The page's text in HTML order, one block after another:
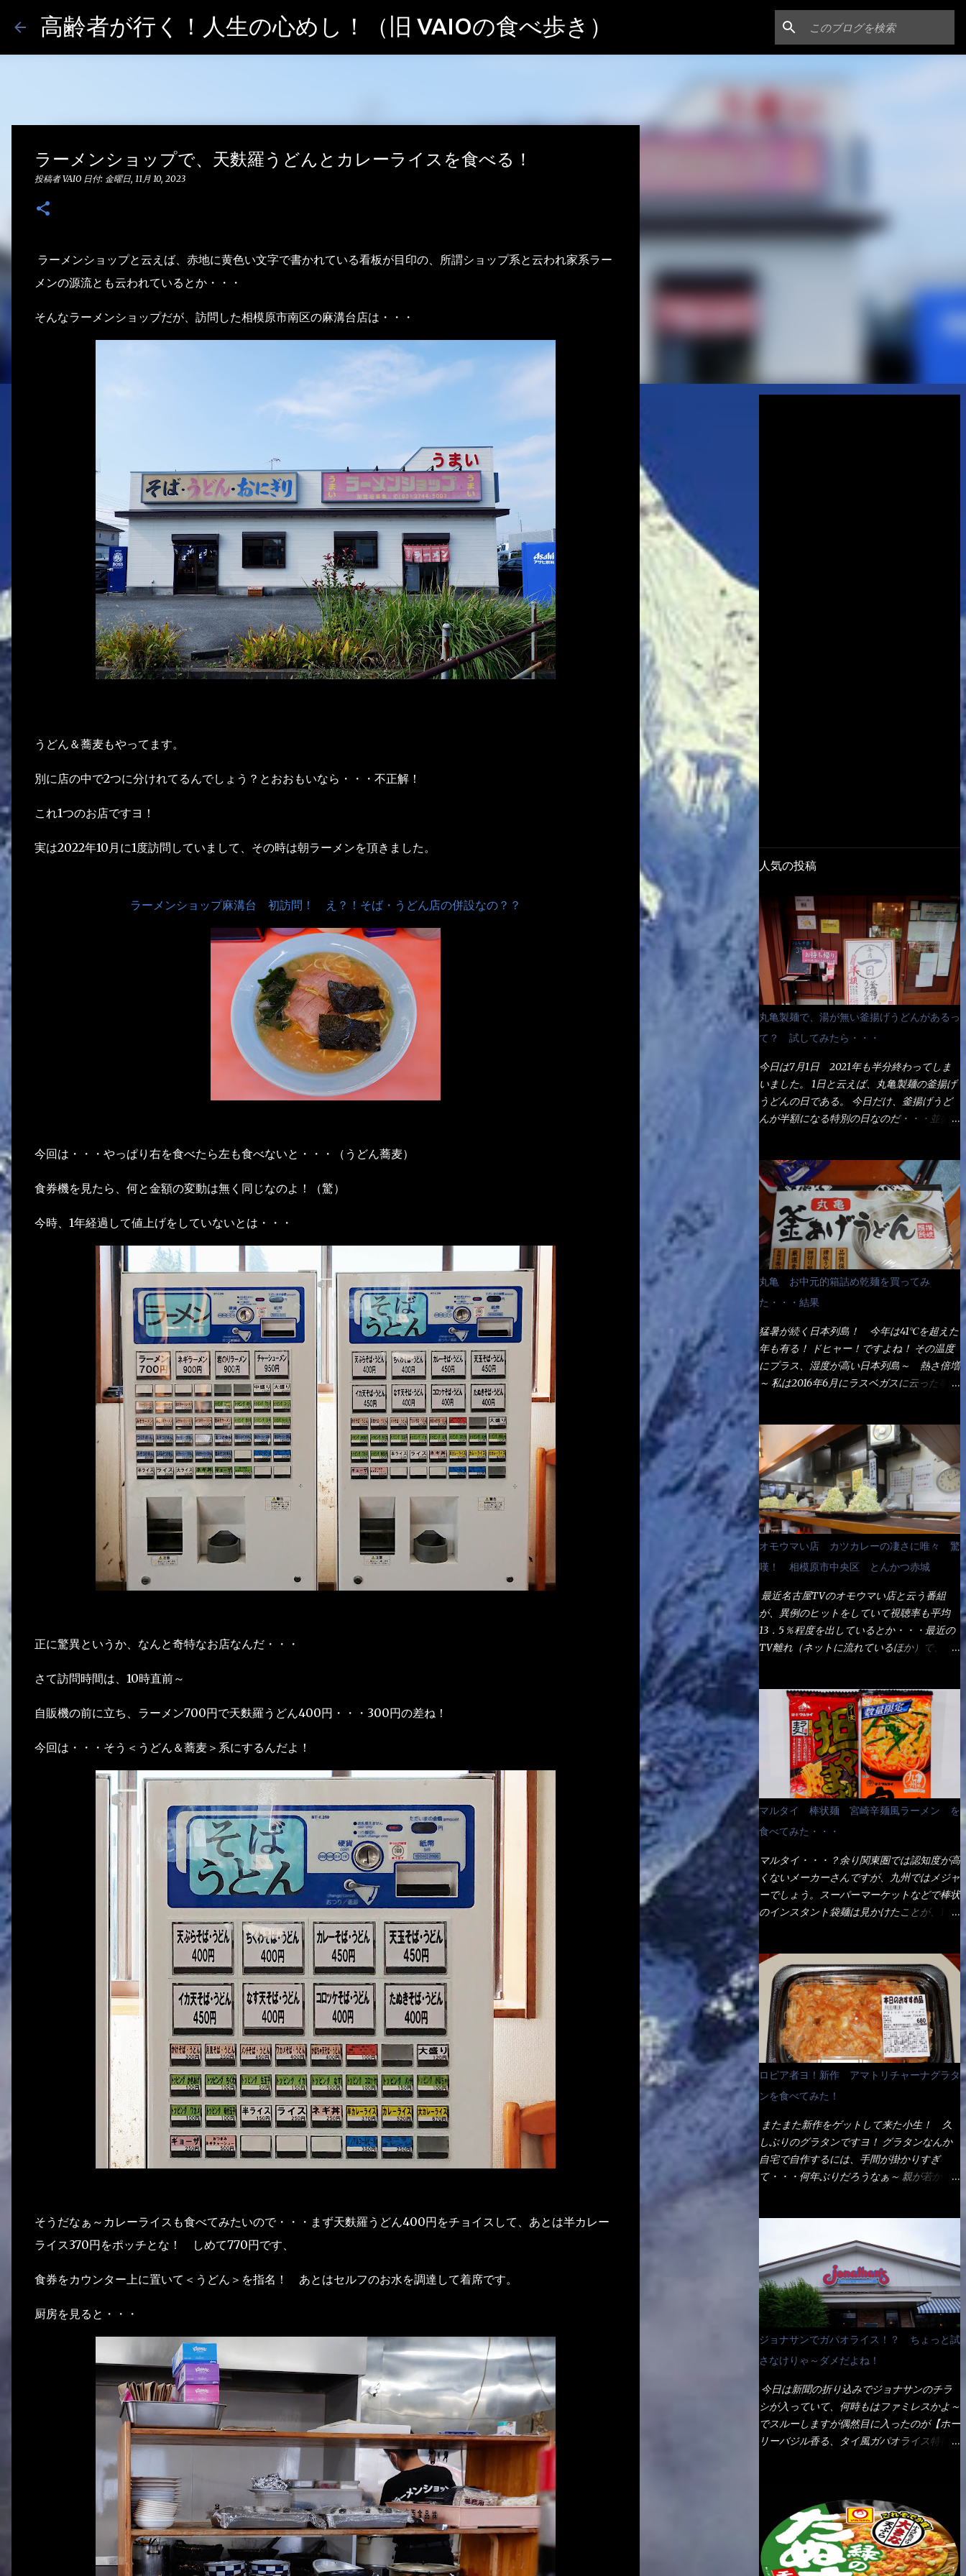
スキップしてメイン コンテンツに移動
高齢者が行く！人生の心めし！（旧 VAIOの食べ歩き）
ラーメンショップで、天麩羅うどんとカレーライスを食べる！
投稿者VAIO 日付: 金曜日, 11月 10, 2023
ラーメンショップと云えば、赤地に黄色い文字で書かれている看板が目印の、所謂ショップ系と云われ家系ラー
メンの源流とも云われているとか・・・
そんなラーメンショップだが、訪問した相模原市南区の麻溝台店は・・・
うどん＆蕎麦もやってます。
別に店の中で2つに分けれてるんでしょう？とおおもいなら・・・不正解！
これ1つのお店ですヨ！
実は2022年10月に1度訪問していまして、その時は朝ラーメンを頂きました。
ラーメンショップ麻溝台 初訪問！ え？！そば・うどん店の併設なの？？
今回は・・・やっぱり右を食べたら左も食べないと・・・（うどん蕎麦）
食券機を見たら、何と金額の変動は無く同じなのよ！（驚）
今時、1年経過して値上げをしていないとは・・・
正に驚異というか、なんと奇特なお店なんだ・・・
さて訪問時間は、10時直前～
自販機の前に立ち、ラーメン700円で天麩羅うどん400円・・・300円の差ね！
今回は・・・そう＜うどん＆蕎麦＞系にするんだよ！
そうだなぁ～カレーライスも食べてみたいので・・・まず天麩羅うどん400円をチョイスして、あとは半カレー
ライス370円をポッチとな！ しめて770円です、
食券をカウンター上に置いて＜うどん＞を指名！ あとはセルフのお水を調達して着席です。
厨房を見ると・・・
人気の投稿
丸亀製麺で、湯が無い釜揚げうどんがあるっ
て？ 試してみたら・・・
今日は7月1日 2021年も半分終わってしま
いました。 1日と云えば、丸亀製麺の釜揚げ
うどんの日である。 今日だけ、釜揚げうど
んが半額になる特別の日なのだ・・・並盛
いことが2つある！ 1つめは釜揚げうどんの
湯が無い注文が通るか？ 釜揚げうどんは、
木の桶に茹で湯と共に＜うどん＞が泳いでる
～ でもコレって食べきるまで湯に浸かって
いるわけで、最初と最後では麺の固さという
かコシが違う！ だったら湯なんか要らない
じゃん！ 茹で上げ直後の麺だけいいよ！と
なるでしょう。 事前にググって調べたら、
やっぱり＜湯無し＞注文は、裏注文方法とし
てあるらしい。 それと店員によっては、理
解出来ない者も居るらしい云う事。 そこで
ランチ混雑前に、行くのが店への配慮でもあ
る。 11:20 店内に入り・・・『釜揚げうど
し？』（これだ全く理解していないな） す
ると茹で方の若い女性店員が『いい！い
い！！』とオッサンを向こうへやった。 で
サッサと、木桶を用意してうどんだけ入れて
出して来ました。 な～るほど、この事
か・・・ で今日の2021年後半1回目のサラメ
シです。 見事に木桶には湯が入っていな
い、UDONだけです。 しかし、この木桶デ
カイなぁ～ 試したいこと残りの1つが＜得＞
大しか食べていないからね、得がどれくらい
の満腹度になるのか？ この得サイズの木桶
は、銭湯で使う洗い桶サイズだなぁ～ この
木桶サイズに、満々と湯が注がれていたら食
これなら茹で上がった直後のままで、食べ進
められるじゃないか！ 別皿で、葱と天かす
を満タンに用意して、山葵も2つ。 それに湯
が無い利点として、汁が薄まらない！ これ
だよ、これ！！ 湯があると、うどんと共に
汁の方へ湯までも入ってしまう。つまりラー
メンの麺にスープが絡む現象ですな。 結
局、伸びずに汁も薄らむこともなく・・最後
の方で＜だし汁＞を少し追加しました。 腹
収まったし満足達成度100％ 苦しいと云う事
も無いな！ まだ鶏天1個位は入りそうだ
ね。 と云う事で、今回＜釜揚げうどんの湯
無し＞を試したら、確...
丸亀 お中元的箱詰め乾麺を買ってみ
た・・・結果
猛暑が続く日本列島！ 今年は41℃を超えた
年も有る！ ドヒャー！ですよね！ その温度
にプラス、湿度が高い日本列島～ 熱さ倍増
～ 私は2016年6月にラスベガスに云った事が
無いね） 処で今日は何だ！？これです。 丸
亀 釜あげうどん！ 日本には、お中元とお
歳暮という古来からの風習がある。 お中元
は、丁度お盆の夏場に日頃お世話になってい
る方への＜ご挨拶＞としての贈り物の習慣で
す。 今では、大分廃れてしまっているか
と・・・小生もお中元やお歳暮など送った事
は無い！（キッパリ） まぁ～この慣習が残
っているのは、官公庁や超大手企業戦士（昇
進目的）などの世界でしょう。 要は、ゴマ
スリ・・・てな感じかな。 丸亀製麺と云え
ば、大阪誕生→全国区（北海道と沖縄は？）
へ広がった、讃岐饂飩チェーン店大手といっ
舗に寄って違う！と云う人も居るらしい・・
そんな大手讃岐饂飩チェーン店と関係がある
のか？ 箱詰め乾麺！ このパッケージから
すれば、間違いなく贈答用目的でしょう。
そんな贈答用箱詰め饂飩・・・またもやメガ
ドンキで発見し購入！ 中身は、この様な状
態です。 乾麺の束が6束／一パックになって
おり、それが3袋入りです。 18束入りという
わけですね！900ｇの容量となり、1束／50
Amazonで1280円と云った感じです。 で私
は幾らで、メガドンキでゲットしたかって？
それは非常に言いづらい・・・色々と各方面
へ忖度して、激安だったとだけ申し上げまし
ほど茹で上げた状態です。 当家には、高齢
者がいるので少し柔らかく・・・ 茹で上が
った饂飩は、お店の饂飩に比べ＜細い＞で
す。 どちらかと云えば、稲庭饂飩的な太さ
ですね。 さてこれを、どの様に食べるか？
長葱無かったので、玉葱を刻んで八王子ラー
メン風月見つけうどん！ 冷やし釜あげうど
ん～です。 ラーメン丼に、冷水を軽く張っ
て饂飩を盛り付け、お椀に昆布出汁つゆと長
した。 良いじゃないか～...
オモウマい店 カツカレーの凄さに唯々 驚
嘆！ 相模原市中央区 とんかつ赤城
最近名古屋TVのオモウマい店と云う番組
が、異例のヒットをしていて視聴率も平均
13．5％程度を出しているとか・・・最近の
TV離れ（ネットに流れているほか）で、こ
あった！ とんかつ赤城！ 老齢の女性がメ
インで調理場を仕切、老齢の男性が脇をサポ
ートし最近は若い女性がオーダーや片付けを
担当している。 まずはこれを見て欲しい！
カウンターに置かれた＜お皿＞である。 直
ぐに気づいたでしょう！ 何かキャベツが山
じゃないか！？ ハイ、山です。 これが標
準なのです。 普通のとんかつ屋のキャベツ
と比べたら、10人前ほどあるか？ 値段的に
は、メイン（主流は1,000超）＋定食セット
350円程と値段的には、それ程では安い訳で
も無いが、客足が絶えない人気店である。
そんなメニューのなかで、リーズナブルで頂
が・・・今も変わらないと思うけど・・・
これが出てくると、カウンター中からOH～
と声が飛ぶ！ 写真は、キャベツ少なめでお
願いしています。 皿のサイズは、直径30cm
ほどあります。 そこにドカ盛のキャベツと
御飯にカレーがかかっています。 カレーは
辛く無く、食べやすいタイプです。 それじ
ゃ～カツは、ハムカツ程度の薄さだろう？と
思われるかもしれないが・・・違う！ チャ
も揚げたての熱々です。 これを難なく完食
出来なければ、漢では無い！と云っても過言
ではないだろう。 この他も、兎に角ボリュ
ーム満点で＜薄カツ＞と呼ばれるメニュー
が薄いから、2枚乗せにしたらしいけ
マルタイ 棒状麺 宮崎辛麺風ラーメン を
食べてみた・・・
マルタイ・・・？余り関東圏では認知度が高
くないメーカーさんですが、九州ではメジャ
ーでしょう。スーパーマーケットなどで棒状
のインスタント袋麺は見かけたことが、1度
になった乾麺が普通でしょう。マルタイでは
＜棒状＞なのです。 素麺や日本蕎麦などの
乾麺と一緒ですね！ そんなマルタイ棒状ラ
ーメンを、OKストアで見かけ思わず手に取
って買い物篭へ 坦々まぜそばと＜数量限定
＞宮崎辛麺風ラーメン オーッといきなり私
の胃袋をグサッと・・・・ 棒状インスタン
トラーメンのデビューが決まりました。
か・ら・め・ん・辛麺！ 宮崎辛麺はチャル
メラや日清からも出されている、辛口のラー
メンじゃん！！ 酸っぱくしたら、酸辣湯
麺？なんてね。 よし今日のサラメシは、宮
崎辛麺にしよう！ それではまず袋を開ける
ない姿・・・何だかチョッと高級感的
な・・・だって透明なトレイに並んだ棒状麺
なんて見慣れないからねぇ～（コストがかか
る） 袋の裏側を見ると、韮とか卵の用意を
勧めている。 それなばらと冷蔵庫にあっ
た、黒豆モヤシ・韮・生卵を用意しました。
まず鍋1で湯を沸かし、麺を茹でる！ 小鍋
で別に湯を沸かし卵を溶きながら投入～ 次
にモヤシを入れて、粉末スープを投入！！
上がったら、丼へ入れてから小鍋のスープを
丼の中へ 最後に小鍋の具を上にかけ、韮の
葉の部分をドサッと乗せて調味油を入れて完
成です。 どうでしょう？ 見た目 Goodデ
イ・ノンスチーム製法で仕上げた、生めんに
近い風味のストレートめんです。 豚の旨味
に数種類の唐辛子、ニンニクを加えた辛さと
コクが凝縮された醤油ベースのスープです。
調味油に赤ラー油とごま油を使用することに
ロピア者ヨ！新作 アマトリチャーナグラタ
ンを食べてみた！
またまた新作をゲットして来た小生！ 久
しぶりのグラタンですヨ！ グラタンなんか
自宅で自作するには、手間が掛かりすぎ
て・・・何年ぶりだろうなぁ～ 親が若かり
らしいですよ！ 何処からの情報？ ウィキ
ペディアから・・・そうだろうな～笑 電子
レンジで弱めのワット（小生は500Wで3分
程度）温めてテーブルへ これ店舗の調理場
で、製造しているけど考えるに大き目のオー
ブン皿で焼いて、大凡の目安で小分けにして
いるようで、パックをよーく見たら表面のチ
ーズの乗り具合に結構な差が出ていた・・・
チーズに焦げ目が付いているのを、しっかり
確認し買うことをオススメします。（取り分
け量にも若干有り差がでてるだろう） 早速
タバスコを振りかけて食べてみると・・・結
使ってみたら、これが凄くうまくすくえるん
だよねぇ～（このスプーン当たりだね） 今
回新作のグラタンを頂きましたが、まずまず
の美味しさとダイソーのカレースプーンの。
すくい上げ力の良さを再度認識できました。
ジョナサンでガパオライス！？ ちょっと試
さなけりゃ～ダメだよね！
今日は新聞の折り込みでジョナサンのチラ
シが入っていて、何時もはファミレスかよ～
でスルーしますが偶然目に入ったのが【ホー
リーバジル香る、タイ風ガパオライス特得ク
て・・・今日じゃん！！ そこで近くのお店
へ・・・・ モーニング以外の通常メニュー
は、10:30以降に提供されるので10:40頃に店
内へ 私は基本的、どの店に行っても同じメ